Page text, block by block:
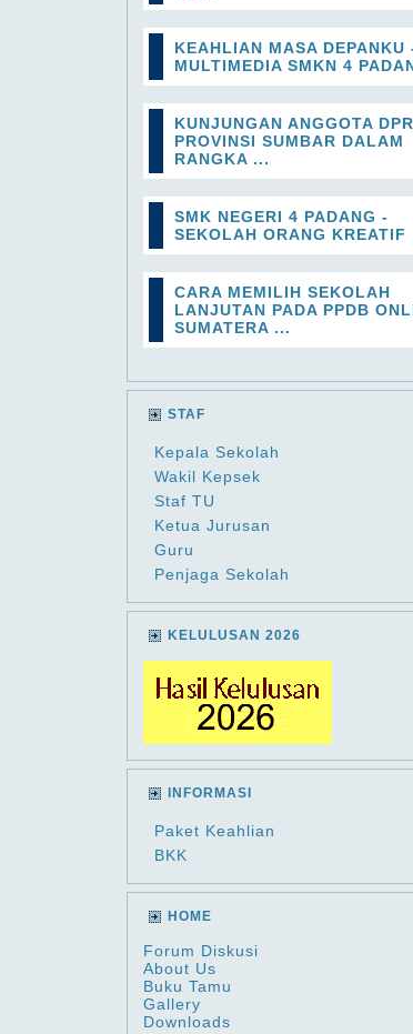
KEAHLIAN MASA DEPANKU
MULTIMEDIA SMKN 4
KUNJUNGAN ANGGOTA
PROVINSI SUMBAR DALAM
RANGKA ...
SMK NEGERI 4 PADANG -
SEKOLAH ORANG KREATIF
CARA MEMILIH SEKOLAH
LANJUTAN PADA PPDB
SUMATERA ...
STAF
Kepala Sekolah
Wakil Kepsek
Staf TU
Ketua Jurusan
Guru
Penjaga Sekolah
KELULUSAN 2026
INFORMASI
Paket Keahlian
BKK
HOME
Forum Diskusi
About Us
Buku Tamu
Gallery
Downloads